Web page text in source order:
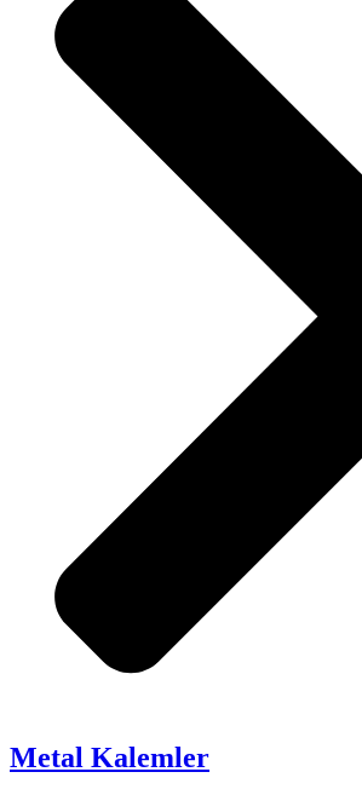
Metal Kalemler